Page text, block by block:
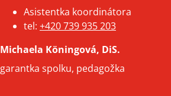
Asistentka koordinátora
tel: +420 739 935 203
Michaela Köningová, DiS.
garantka spolku, pedagožka